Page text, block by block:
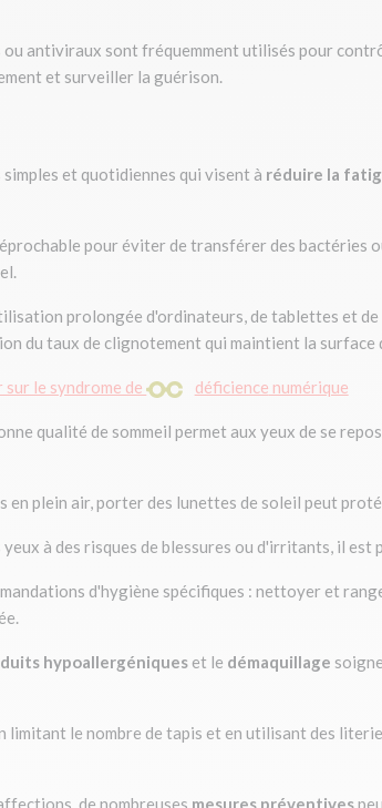
antiviraux sont fréquemment utilisés pour
et surveiller la guérison.
et quotidiennes qui visent à réduire la
pour éviter de transférer des bactéries
prolongée d'ordinateurs, de tablettes et
du taux de clignotement qui maintient la
sur le syndrome de déficience numérique
qualité de sommeil permet aux yeux de se
plein air, porter des lunettes de soleil peut
à des risques de blessures ou d'irritants, il est
d'hygiène spécifiques : nettoyer et
hypoallergéniques et le démaquillage
limitant le nombre de tapis et en utilisant des
de nombreuses mesures préventives